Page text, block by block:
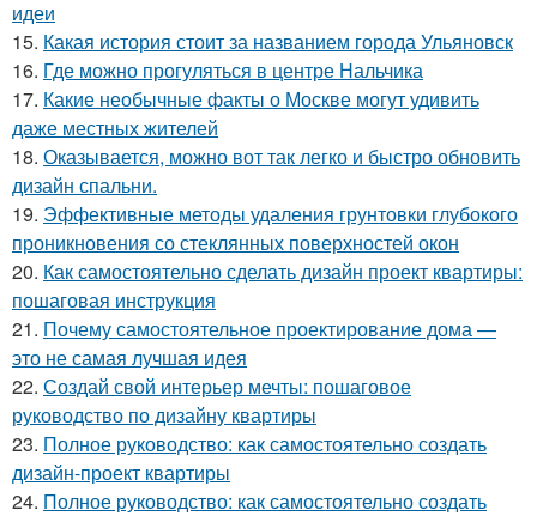
идеи
15. Какая история стоит за названием города Ульяновск
16. Где можно прогуляться в центре Нальчика
17. Какие необычные факты о Москве могут удивить
даже местных жителей
18. Оказывается, можно вот так легко и быстро обновить
дизайн спальни.
19. Эффективные методы удаления грунтовки глубокого
проникновения со стеклянных поверхностей окон
20. Как самостоятельно сделать дизайн проект квартиры:
пошаговая инструкция
21. Почему самостоятельное проектирование дома —
это не самая лучшая идея
22. Создай свой интерьер мечты: пошаговое
руководство по дизайну квартиры
23. Полное руководство: как самостоятельно создать
дизайн-проект квартиры
24. Полное руководство: как самостоятельно создать